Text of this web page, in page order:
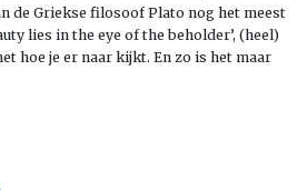
de Griekse filosoof Plato nog het meest
lies in the eye of the beholder’, (heel)
hoe je er naar kijkt. En zo is het maar